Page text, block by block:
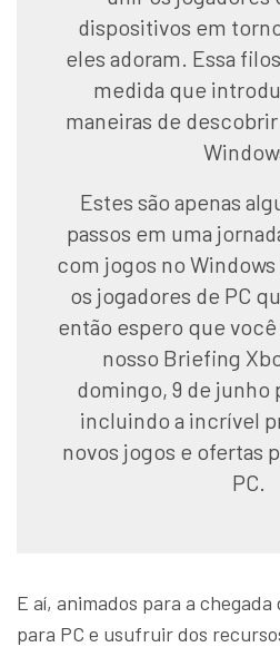
dispositivos em
eles adoram. Essa
medida que
maneiras de
Estes são apenas
passos em uma
com jogos no
os jogadores de PC
então espero que
nosso Briefing
domingo, 9 de junho
incluindo a incrível
novos jogos e ofertas
PC.
E aí, animados para a chegada
para PC e usufruir dos